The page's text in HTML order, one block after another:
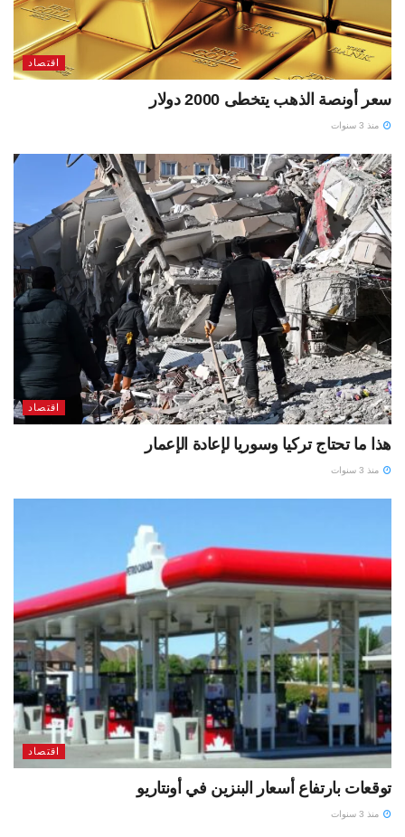
اقتصاد
سعر أونصة الذهب يتخطى 2000 دولار
منذ 3 سنوات
اقتصاد
هذا ما تحتاج تركيا وسوريا لإعادة الإعمار
منذ 3 سنوات
اقتصاد
توقعات بارتفاع أسعار البنزين في أونتاريو
منذ 3 سنوات